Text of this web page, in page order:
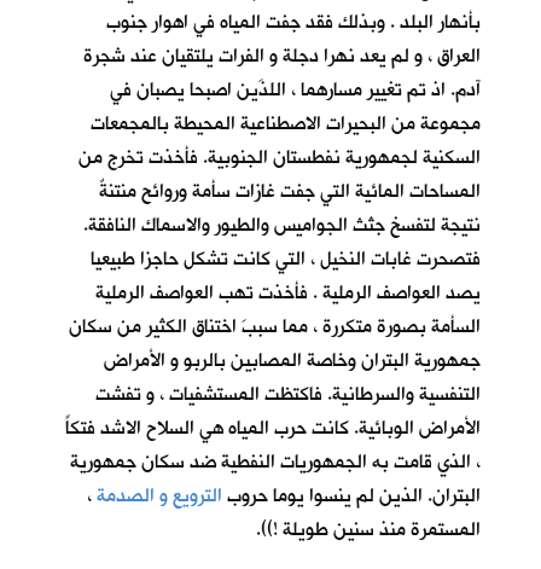
بأنهار البلد . وبذلك فقد جفت المياه في اهوار جنوب
العراق ، و لم يعد نهرا دجلة و الفرات يلتقيان عند شجرة
آدم. اذ تم تغيير مسارهما ، اللذَين اصبحا يصبان في
مجموعة من البحيرات الاصطناعية المحيطة بالمجمعات
السكنية لجمهورية نفطستان الجنوبية. فأخذت تخرج من
المساحات المائية التي جفت غازات سأمة وروائح منتنةٌ
نتيجة لتفسخ جثث الجواميس والطيور والاسماك النافقة.
فتصحرت غابات النخيل ، التي كانت تشكل حاجزا طبيعيا
يصد العواصف الرملية . فأخذت تهب العواصف الرملية
السأمة بصورة متكررة ، مما سببَ اختناق الكثير من سكان
جمهورية البتران وخاصة المصابين بالربو و الأمراض
التنفسية والسرطانية. فاكتظت المستشفيات ، و تفشت
الأمراض الوبائية. كانت حرب المياه هي السلاح الاشد فتكاً
، الذي قامت به الجمهوريات النفطية ضد سكان جمهورية
البتران. الذين لم ينسوا يوما حروبالترويع و الصدمة،
المستمرة منذ سنين طويلة !)).